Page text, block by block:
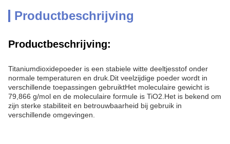
Productbeschrijving
Productbeschrijving:
Titaniumdioxidepoeder is een stabiele witte deeltjesstof onder
normale temperaturen en druk.Dit veelzijdige poeder wordt in
verschillende toepassingen gebruiktHet moleculaire gewicht is
79,866 g/mol en de moleculaire formule is TiO2.Het is bekend om
zijn sterke stabiliteit en betrouwbaarheid bij gebruik in
verschillende omgevingen.